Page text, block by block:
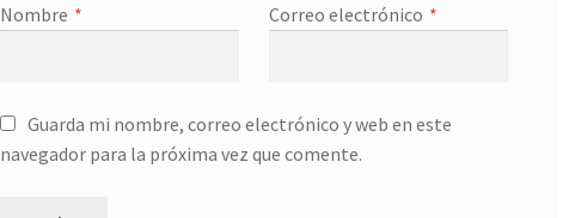
Nombre * Correo electrónico *
Guarda mi nombre, correo electrónico y web en este
navegador para la próxima vez que comente.